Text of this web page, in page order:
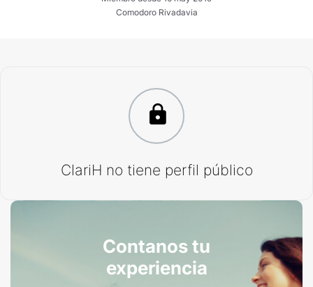
Comodoro Rivadavia
ClariH no tiene perfil público
Contanos tu
experiencia